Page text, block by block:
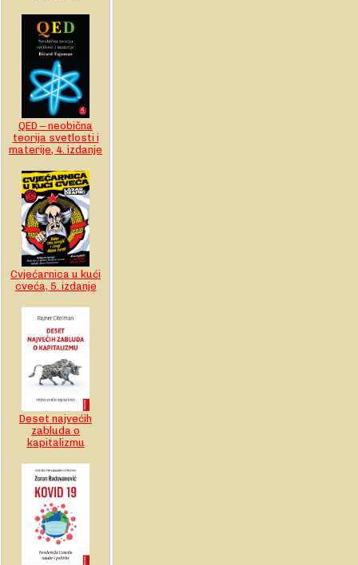
QED – neobična
teorija svetlosti i
materije, 4. izdanje
Cvjećarnica u kući
cveća, 5. izdanje
Deset najvećih
zabluda o
kapitalizmu